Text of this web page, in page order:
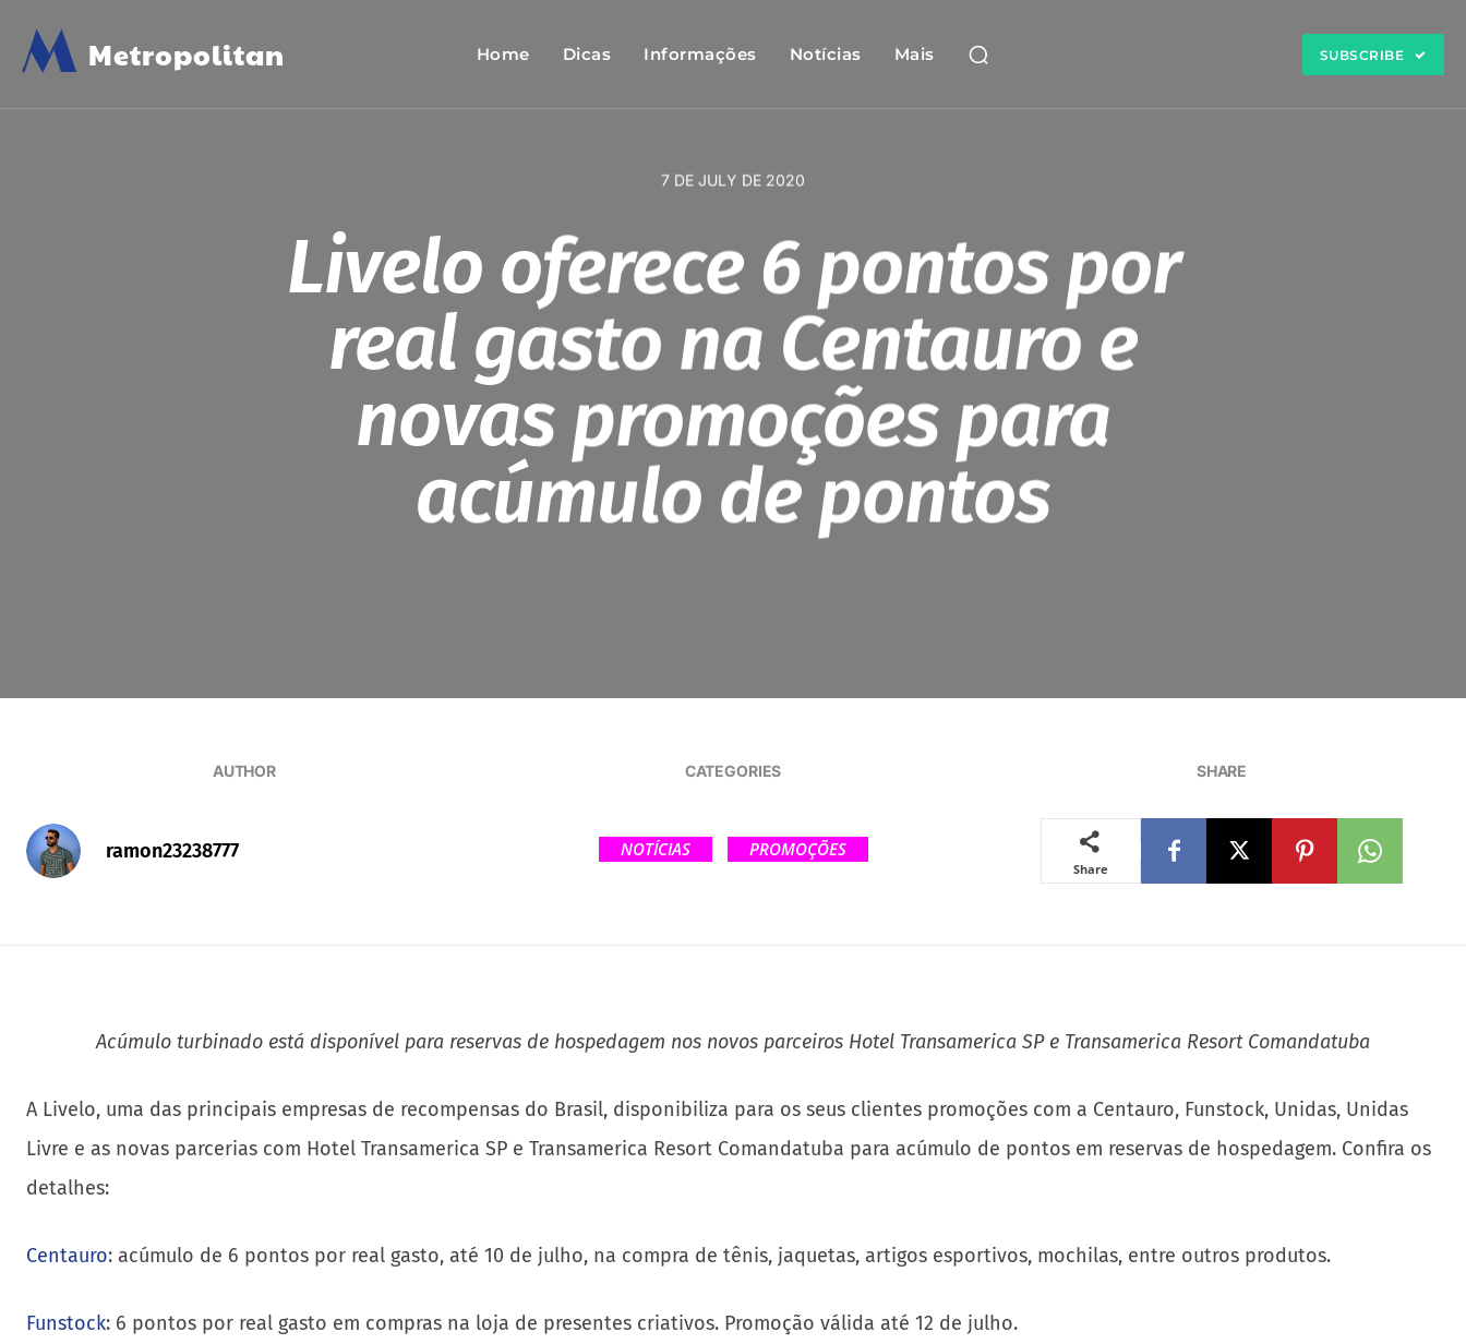
M Metropolitan Home Dicas Informações Notícias Mais SUBSCRIBE
7 DE JULY DE 2020
Livelo oferece 6 pontos por
real gasto na Centauro e
novas promoções para
acúmulo de pontos
AUTHOR
ramon23238777
CATEGORIES
NOTÍCIAS PROMOÇÕES
SHARE
Share
Acúmulo turbinado está disponível para reservas de hospedagem nos novos parceiros Hotel Transamerica SP e Transamerica Resort Comandatuba
A Livelo, uma das principais empresas de recompensas do Brasil, disponibiliza para os seus clientes promoções com a Centauro, Funstock, Unidas, Unidas
Livre e as novas parcerias com Hotel Transamerica SP e Transamerica Resort Comandatuba para acúmulo de pontos em reservas de hospedagem. Confira os
detalhes:
Centauro: acúmulo de 6 pontos por real gasto, até 10 de julho, na compra de tênis, jaquetas, artigos esportivos, mochilas, entre outros produtos.
Funstock: 6 pontos por real gasto em compras na loja de presentes criativos. Promoção válida até 12 de julho.